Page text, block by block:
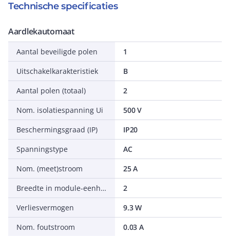
Technische specificaties
Aardlekautomaat
Aantal beveiligde polen
1
Uitschakelkarakteristiek
B
Aantal polen (totaal)
2
Nom. isolatiespanning Ui
500 V
Beschermingsgraad (IP)
IP20
Spanningstype
AC
Nom. (meet)stroom
25 A
Breedte in module-eenheden
2
Verliesvermogen
9.3 W
Nom. foutstroom
0.03 A